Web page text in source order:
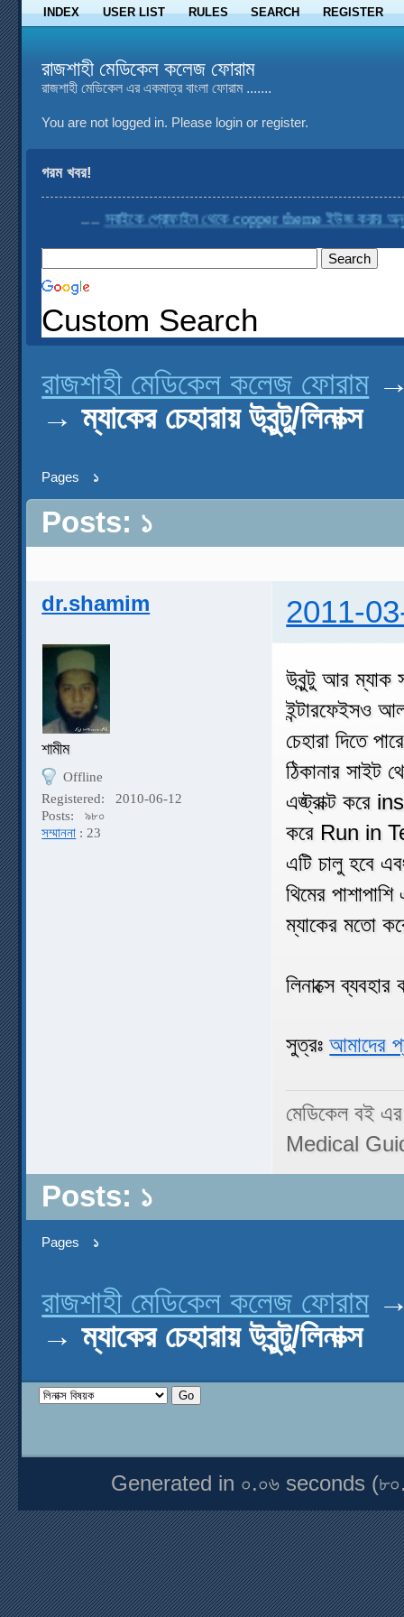
INDEX USER LIST RULES SEARCH REGISTER
রাজশাহী মেডিকেল কলেজ ফোরাম
রাজশাহী মেডিকেল এর একমাত্র বাংলা ফোরাম .......
You are not logged in. Please login or register.
গরম খবর!
....সবাইকে প্রোফাইল থেকে copper theme ইউজ করার
Custom Search
রাজশাহী মেডিকেল কলেজ ফোরাম
→ম্যাকের চেহারায় উবুন্টু/লিনাক্স
Pages ১
Posts: ১
dr.shamim 2011-
শামীম
Offline
Registered:
2010-06-12
Posts:
৯৮০
সম্মাননা : 23
উবুন্টু আর ম্যাক
ইন্টারফেইসও
চেহারা দিতে
ঠিকানার সাইট
এঙ্ট্রাক্ট করে
করে Run in
এটি চালু হবে
থিমের
ম্যাকের মতো
লিনাক্সে
সুত্রঃআমাদের
মেডিকেল বই
Medical
Posts: ১
Pages ১
রাজশাহী মেডিকেল কলেজ ফোরাম
→ম্যাকের চেহারায় উবুন্টু/লিনাক্স
Generated in ০.০৬ seconds